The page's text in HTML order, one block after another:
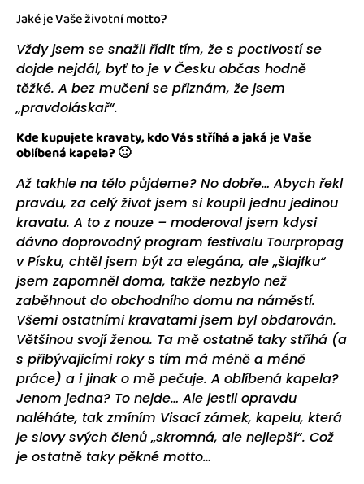
Jaké je Vaše životní motto?
Vždy jsem se snažil řídit tím, že s poctivostí se
dojde nejdál, byť to je v Česku občas hodně
těžké. A bez mučení se přiznám, že jsem
„pravdoláskař“.
Kde kupujete kravaty, kdo Vás stříhá a jaká je Vaše
oblíbená kapela? 🙂
Až takhle na tělo půjdeme? No dobře… Abych řekl
pravdu, za celý život jsem si koupil jednu jedinou
kravatu. A to z nouze – moderoval jsem kdysi
dávno doprovodný program festivalu Tourpropag
v Písku, chtěl jsem být za elegána, ale „šlajfku“
jsem zapomněl doma, takže nezbylo než
zaběhnout do obchodního domu na náměstí.
Všemi ostatními kravatami jsem byl obdarován.
Většinou svojí ženou. Ta mě ostatně taky stříhá (a
s přibývajícími roky s tím má méně a méně
práce) a i jinak o mě pečuje. A oblíbená kapela?
Jenom jedna? To nejde… Ale jestli opravdu
naléháte, tak zmíním Visací zámek, kapelu, která
je slovy svých členů „skromná, ale nejlepší“. Což
je ostatně taky pěkné motto…